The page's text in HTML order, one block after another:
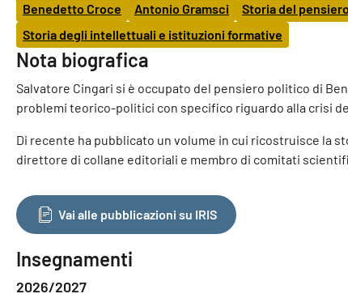
Benedetto Croce Antonio Gramsci Storia del
Storia degli intellettuali e istituzioni formative
Nota biografica
Salvatore Cingari si è occupato del pensiero politico di
problemi teorico-politici con specifico riguardo alla crisi
Di recente ha pubblicato un volume in cui ricostruisce la
direttore di collane editoriali e membro di comitati
Vai alle pubblicazioni su IRIS
Insegnamenti
2026/2027